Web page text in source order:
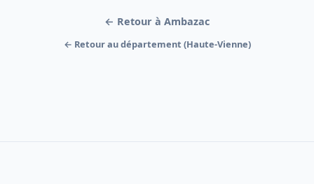
← Retour à Ambazac
← Retour au département (Haute-Vienne)